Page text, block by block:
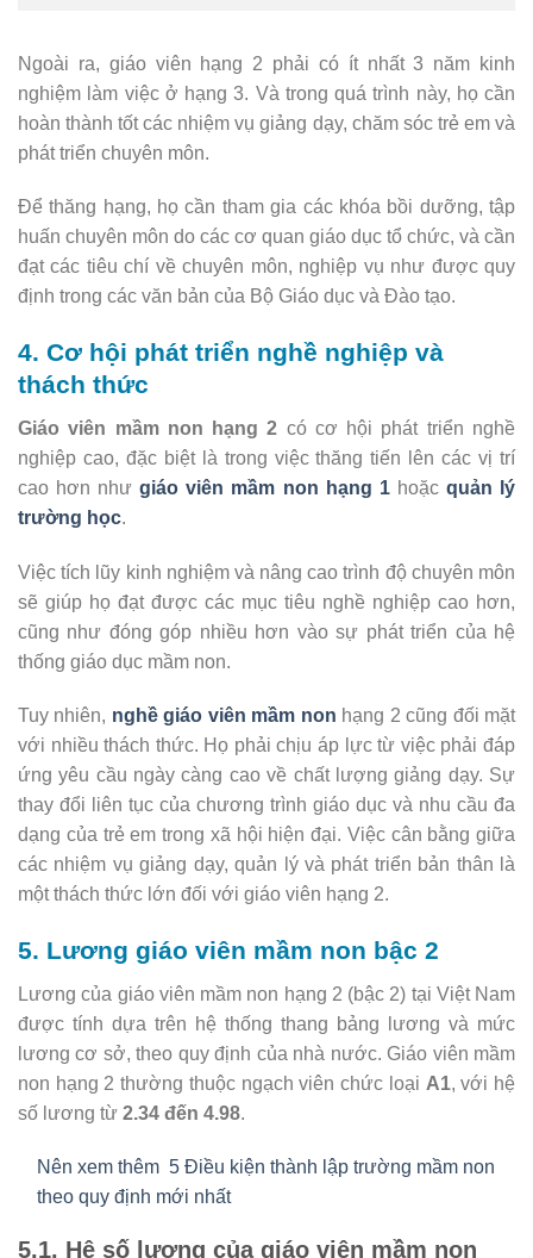
Ngoài ra, giáo viên hạng 2 phải có ít nhất 3 năm kinh
nghiệm làm việc ở hạng 3. Và trong quá trình này, họ cần
hoàn thành tốt các nhiệm vụ giảng dạy, chăm sóc trẻ em và
phát triển chuyên môn.
Để thăng hạng, họ cần tham gia các khóa bồi dưỡng, tập
huấn chuyên môn do các cơ quan giáo dục tổ chức, và cần
đạt các tiêu chí về chuyên môn, nghiệp vụ như được quy
định trong các văn bản của Bộ Giáo dục và Đào tạo.
4. Cơ hội phát triển nghề nghiệp và
thách thức
Giáo viên mầm non hạng 2 có cơ hội phát triển nghề
nghiệp cao, đặc biệt là trong việc thăng tiến lên các vị trí
cao hơn nhưgiáo viên mầm non hạng 1hoặc quản lý
trường học.
Việc tích lũy kinh nghiệm và nâng cao trình độ chuyên môn
sẽ giúp họ đạt được các mục tiêu nghề nghiệp cao hơn,
cũng như đóng góp nhiều hơn vào sự phát triển của hệ
thống giáo dục mầm non.
Tuy nhiên, nghề giáo viên mầm non hạng 2 cũng đối mặt
với nhiều thách thức. Họ phải chịu áp lực từ việc phải đáp
ứng yêu cầu ngày càng cao về chất lượng giảng dạy. Sự
thay đổi liên tục của chương trình giáo dục và nhu cầu đa
dạng của trẻ em trong xã hội hiện đại. Việc cân bằng giữa
các nhiệm vụ giảng dạy, quản lý và phát triển bản thân là
một thách thức lớn đối với giáo viên hạng 2.
5. Lương giáo viên mầm non bậc 2
Lương của giáo viên mầm non hạng 2 (bậc 2) tại Việt Nam
được tính dựa trên hệ thống thang bảng lương và mức
lương cơ sở, theo quy định của nhà nước. Giáo viên mầm
non hạng 2 thường thuộc ngạch viên chức loại A1, với hệ
số lương từ 2.34 đến 4.98.
Nên xem thêm 5 Điều kiện thành lập trường mầm non
theo quy định mới nhất
5.1. Hệ số lương của giáo viên mầm non